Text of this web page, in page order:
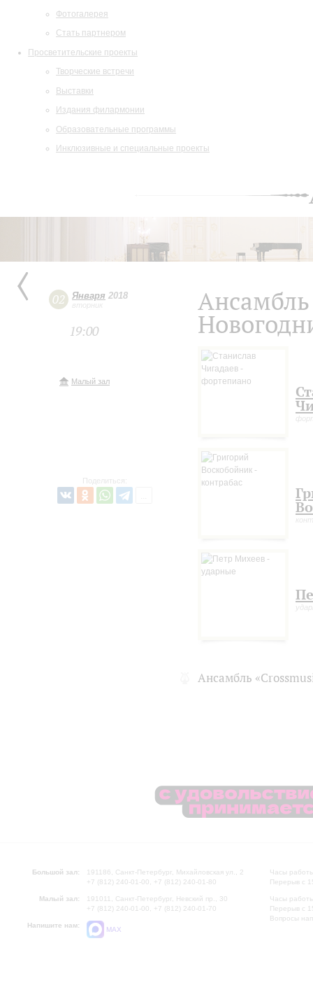
Фотогалерея
Стать партнером
Просветительские проекты
Творческие встречи
Выставки
Издания филармонии
Образовательные программы
Инклюзивные и специальные проекты
02 Января 2018
вторник
19:00
Малый зал
Поделиться:
Ансамбль
Ансамбль
Большой зал:
191186, Санкт-Петербург, Михайловская ул., 2
+7 (812) 240-01-00, +7 (812) 240-01-80
Малый зал:
191011, Санкт-Петербург, Невский пр., 30
+7 (812) 240-01-00, +7 (812) 240-01-70
Напишите нам:
MAX
Часы
Перерыв с
Часы
Перерыв с
Вопросы